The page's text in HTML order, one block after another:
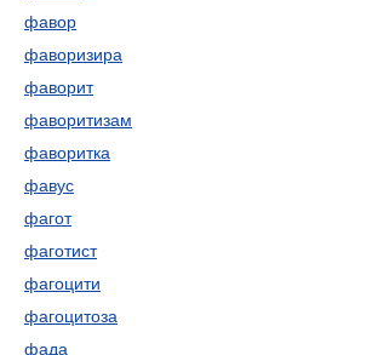
фавор
фаворизира
фаворит
фаворитизам
фаворитка
фавус
фагот
фаготист
фагоцити
фагоцитоза
фада